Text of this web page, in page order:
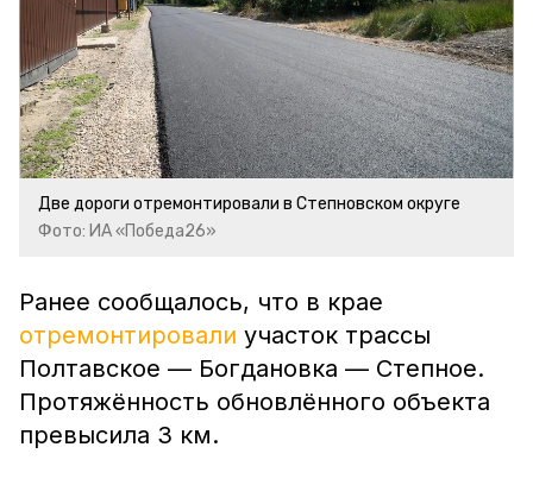
Две дороги отремонтировали в Степновском округе
Фото: ИА «Победа26»
Ранее сообщалось, что в крае
отремонтировали участок трассы
Полтавское — Богдановка — Степное.
Протяжённость обновлённого объекта
превысила 3 км.